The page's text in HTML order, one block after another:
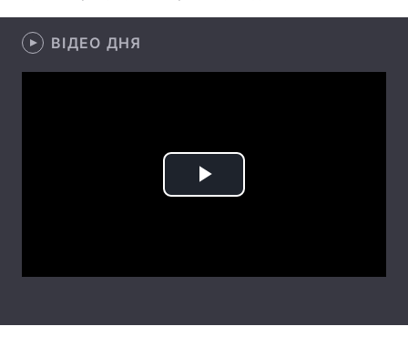
Техно і зв'язок Лайт
Зброя
Відео з Youtube Статті
ВІДЕО ДНЯ
Play